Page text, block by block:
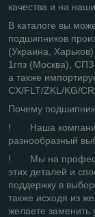
качества и на
В каталоге вы
подшипников
(Украина,
1гпз (Москва),
а также
CX/FLT/ZKL/KG/
Почему
! Наша компания
разнообразный
! Мы на
этих деталей и
поддержку в
также исходя из
желаете заменить